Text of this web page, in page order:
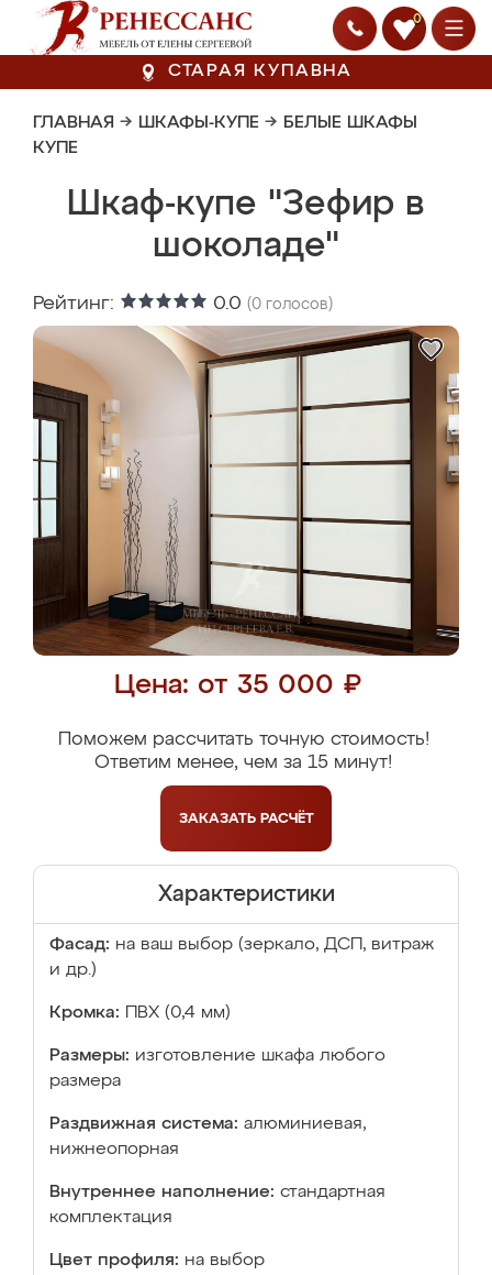
0
СТАРАЯ КУПАВНА
ГЛАВНАЯ → ШКАФЫ-КУПЕ → БЕЛЫЕ ШКАФЫ
КУПЕ
Шкаф-купе "Зефир в
шоколаде"
Рейтинг: 0.0 (0 голосов)
Цена: от 35 000 ₽
Поможем рассчитать точную стоимость!
Ответим менее, чем за 15 минут!
ЗАКАЗАТЬ РАСЧЁТ
Характеристики
Фасад: на ваш выбор (зеркало, ДСП, витраж
и др.)
Кромка: ПВХ (0,4 мм)
Размеры: изготовление шкафа любого
размера
Раздвижная система: алюминиевая,
нижнеопорная
Внутреннее наполнение: стандартная
комплектация
Цвет профиля: на выбор